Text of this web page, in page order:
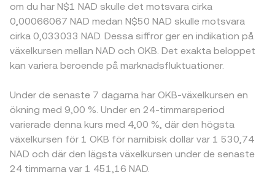
om du har N$1 NAD skulle det motsvara cirka
0,00066067 NAD medan N$50 NAD skulle motsvara
cirka 0,033033 NAD. Dessa siffror ger en indikation på
växelkursen mellan NAD och OKB. Det exakta beloppet
kan variera beroende på marknadsfluktuationer.
Under de senaste 7 dagarna har OKB-växelkursen en
ökning med 9,00 %. Under en 24-timmarsperiod
varierade denna kurs med 4,00 %, där den högsta
växelkursen för 1 OKB för namibisk dollar var 1 530,74
NAD och där den lägsta växelkursen under de senaste
24 timmarna var 1 451,16 NAD.